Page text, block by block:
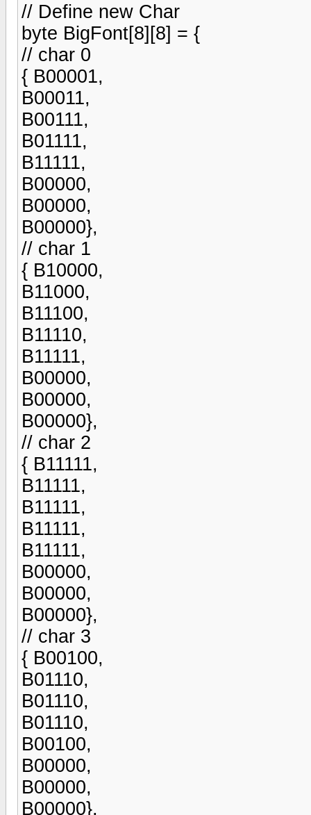
// Define new Char
byte BigFont[8][8] = {
// char 0
{ B00001,
B00011,
B00111,
B01111,
B11111,
B00000,
B00000,
B00000},
// char 1
{ B10000,
B11000,
B11100,
B11110,
B11111,
B00000,
B00000,
B00000},
// char 2
{ B11111,
B11111,
B11111,
B11111,
B11111,
B00000,
B00000,
B00000},
// char 3
{ B00100,
B01110,
B01110,
B01110,
B00100,
B00000,
B00000,
B00000},